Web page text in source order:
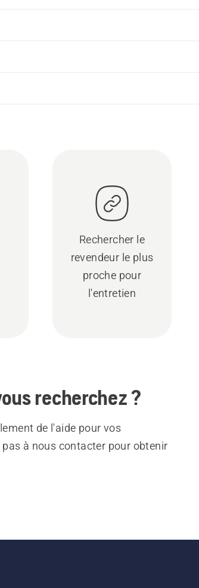
Rechercher le
revendeur le plus
proche pour
l'entretien
recherchez ?
de l'aide pour vos
à nous contacter pour obtenir